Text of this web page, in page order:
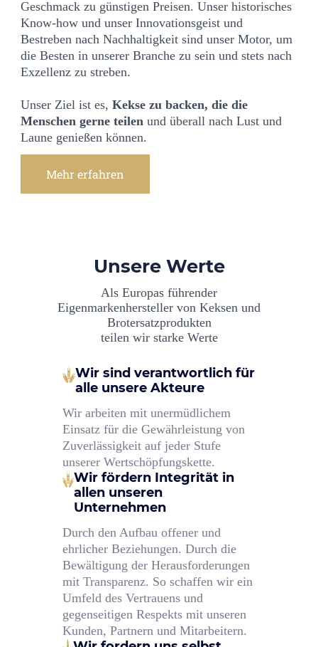
Geschmack zu günstigen Preisen. Unser historisches
Know-how und unser Innovationsgeist und
Bestreben nach Nachhaltigkeit sind unser Motor, um
die Besten in unserer Branche zu sein und stets nach
Exzellenz zu streben.
Unser Ziel ist es,Kekse zu backen, die die
Menschen gerne teilen und überall nach Lust und
Laune genießen können.
Mehr erfahren
Unsere Werte
Als Europas führender
Eigenmarkenhersteller von Keksen und
Brotersatzprodukten
teilen wir starke Werte
Wir sind verantwortlich für
alle unsere Akteure
Wir arbeiten mit unermüdlichem
Einsatz für die Gewährleistung von
Zuverlässigkeit auf jeder Stufe
unserer Wertschöpfungskette.
Wir fördern Integrität in
allen unseren
Unternehmen
Durch den Aufbau offener und
ehrlicher Beziehungen. Durch die
Bewältigung der Herausforderungen
mit Transparenz. So schaffen wir ein
Umfeld des Vertrauens und
gegenseitigen Respekts mit unseren
Kunden, Partnern und Mitarbeitern.